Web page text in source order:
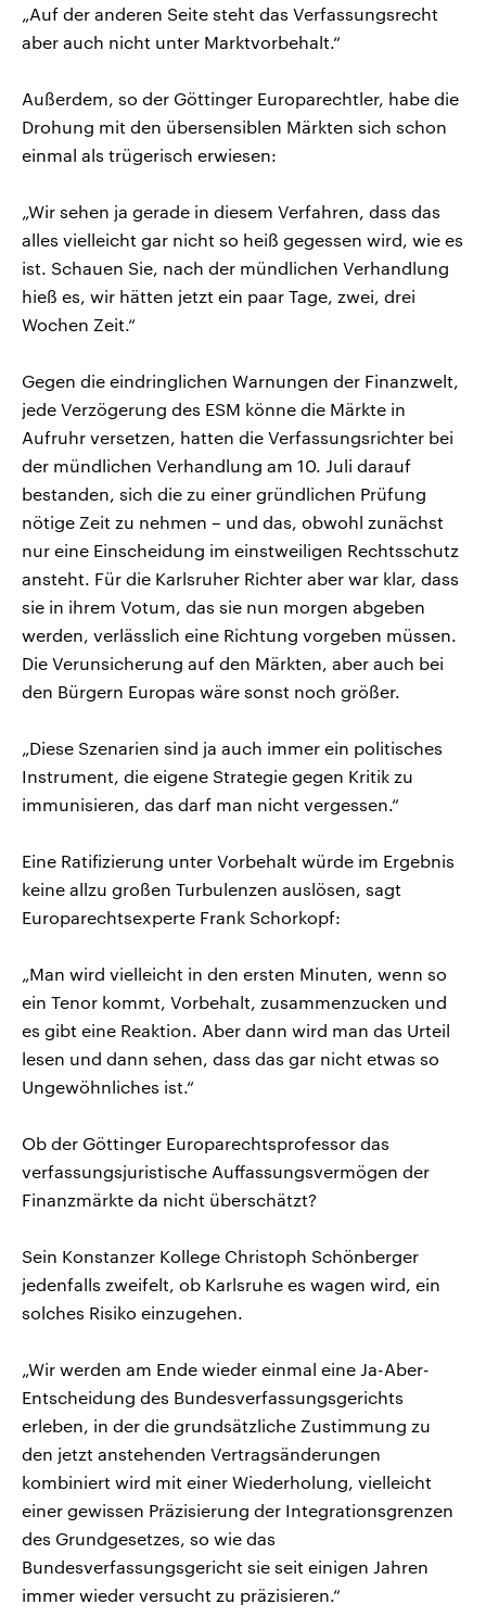
„Auf der anderen Seite steht das Verfassungsrecht
aber auch nicht unter Marktvorbehalt.“
Außerdem, so der Göttinger Europarechtler, habe die
Drohung mit den übersensiblen Märkten sich schon
einmal als trügerisch erwiesen:
„Wir sehen ja gerade in diesem Verfahren, dass das
alles vielleicht gar nicht so heiß gegessen wird, wie es
ist. Schauen Sie, nach der mündlichen Verhandlung
hieß es, wir hätten jetzt ein paar Tage, zwei, drei
Wochen Zeit.“
Gegen die eindringlichen Warnungen der Finanzwelt,
jede Verzögerung des ESM könne die Märkte in
Aufruhr versetzen, hatten die Verfassungsrichter bei
der mündlichen Verhandlung am 10. Juli darauf
bestanden, sich die zu einer gründlichen Prüfung
nötige Zeit zu nehmen – und das, obwohl zunächst
nur eine Einscheidung im einstweiligen Rechtsschutz
ansteht. Für die Karlsruher Richter aber war klar, dass
sie in ihrem Votum, das sie nun morgen abgeben
werden, verlässlich eine Richtung vorgeben müssen.
Die Verunsicherung auf den Märkten, aber auch bei
den Bürgern Europas wäre sonst noch größer.
„Diese Szenarien sind ja auch immer ein politisches
Instrument, die eigene Strategie gegen Kritik zu
immunisieren, das darf man nicht vergessen.“
Eine Ratifizierung unter Vorbehalt würde im Ergebnis
keine allzu großen Turbulenzen auslösen, sagt
Europarechtsexperte Frank Schorkopf:
„Man wird vielleicht in den ersten Minuten, wenn so
ein Tenor kommt, Vorbehalt, zusammenzucken und
es gibt eine Reaktion. Aber dann wird man das Urteil
lesen und dann sehen, dass das gar nicht etwas so
Ungewöhnliches ist.“
Ob der Göttinger Europarechtsprofessor das
verfassungsjuristische Auffassungsvermögen der
Finanzmärkte da nicht überschätzt?
Sein Konstanzer Kollege Christoph Schönberger
jedenfalls zweifelt, ob Karlsruhe es wagen wird, ein
solches Risiko einzugehen.
„Wir werden am Ende wieder einmal eine Ja-Aber-
Entscheidung des Bundesverfassungsgerichts
erleben, in der die grundsätzliche Zustimmung zu
den jetzt anstehenden Vertragsänderungen
kombiniert wird mit einer Wiederholung, vielleicht
einer gewissen Präzisierung der Integrationsgrenzen
des Grundgesetzes, so wie das
Bundesverfassungsgericht sie seit einigen Jahren
immer wieder versucht zu präzisieren.“